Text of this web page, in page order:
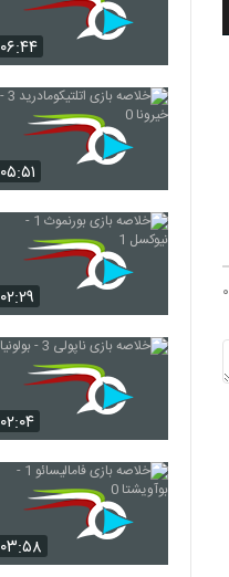
۰
۰۶:۴۴
۰۵:۵۱
۰۲:۲۹
۰۲:۰۴
۰۳:۵۸